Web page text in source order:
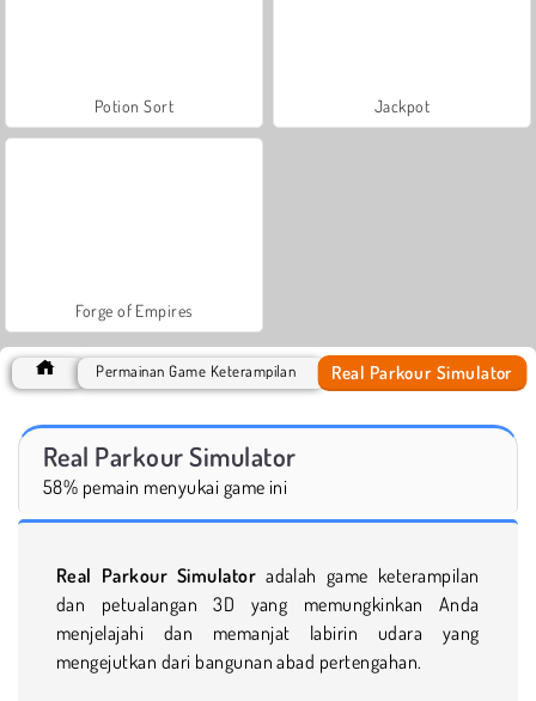
Potion Sort Jackpot
Forge of Empires
Permainan Game Keterampilan Real Parkour Simulator
Real Parkour Simulator
58% pemain menyukai game ini
Real Parkour Simulatoradalah game keterampilan
dan petualangan 3D yang memungkinkan Anda
menjelajahi dan memanjat labirin udara yang
mengejutkan dari bangunan abad pertengahan.